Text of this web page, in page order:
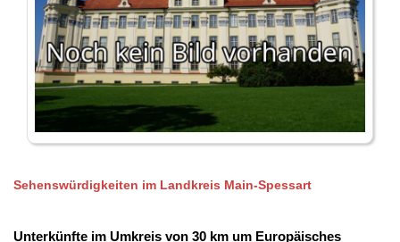
Sehenswürdigkeiten im Landkreis Main-Spessart
Unterkünfte im Umkreis von 30 km um Europäisches